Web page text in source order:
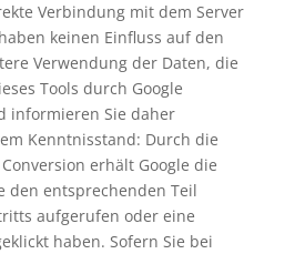
Verbindung mit dem Server
keinen Einfluss auf den
Verwendung der Daten, die
Tools durch Google
informieren Sie daher
Kenntnisstand: Durch die
erhält Google die
den entsprechenden Teil
aufgerufen oder eine
haben. Sofern Sie bei